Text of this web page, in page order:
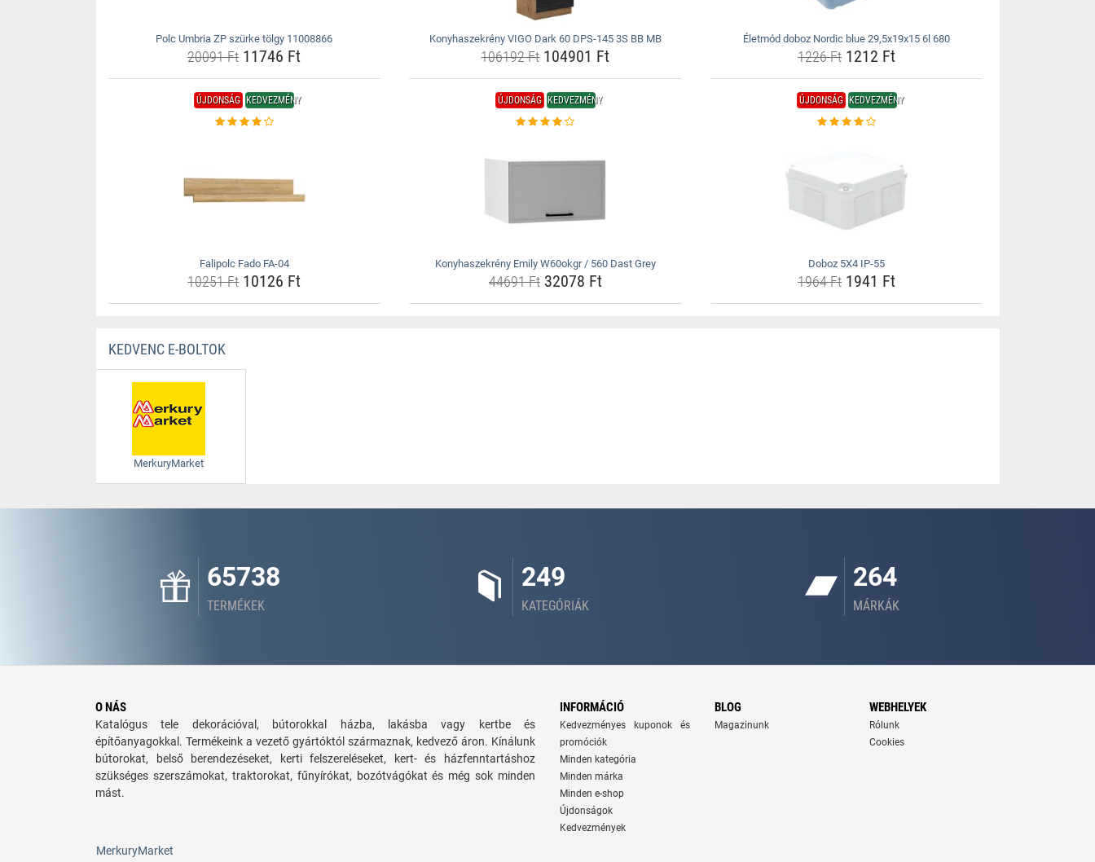
Polc Umbria ZP szürke tölgy 11008866
20091 Ft11746 Ft
Konyhaszekrény VIGO Dark 60 DPS-145 3S BB MB
106192 Ft104901 Ft
Életmód doboz Nordic blue 29,5x19x15 6l 680
1226 Ft 1212 Ft
ÚJDONSÁG KEDVEZMÉNY
Falipolc Fado FA-04
10251 Ft10126 Ft
ÚJDONSÁG KEDVEZMÉNY
Konyhaszekrény Emily W60okgr / 560 Dast Grey
44691 Ft32078 Ft
ÚJDONSÁG KEDVEZMÉNY
Doboz 5X4 IP-55
1964 Ft 1941 Ft
KEDVENC E-BOLTOK
MerkuryMarket
65738
TERMÉKEK
249
KATEGÓRIÁK
264
MÁRKÁK
O NÁS
Katalógus tele dekorációval, bútorokkal házba, lakásba vagy kertbe és
építőanyagokkal. Termékeink a vezető gyártóktól származnak, kedvező áron. Kínálunk
bútorokat, belső berendezéseket, kerti felszereléseket, kert- és házfenntartáshoz
szükséges szerszámokat, traktorokat, fűnyírókat, bozótvágókat és még sok minden
mást.
INFORMÁCIÓ
Kedvezményes kuponok és
promóciók
Minden kategória
Minden márka
Minden e-shop
Újdonságok
Kedvezmények
BLOG
Magazinunk
WEBHELYEK
Rólunk
Cookies
MerkuryMarket